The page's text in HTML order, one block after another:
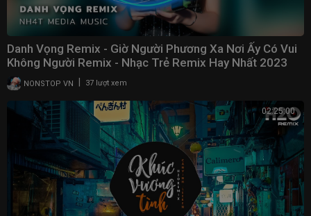
Danh Vọng Remix - Giờ Người Phương Xa Nơi Ấy Có Vui
Không Người Remix - Nhạc Trẻ Remix Hay Nhất 2023
NONSTOP VN 37 lượt xem
02:25:00